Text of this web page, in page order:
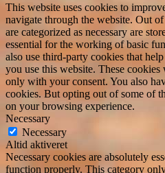
This website uses cookies to
navigate through the website. Out
are categorized as necessary are
essential for the working of basic
also use third-party cookies that
you use this website. These
only with your consent. You also
cookies. But opting out of some of
on your browsing experience.
Necessary
Necessary
Altid aktiveret
Necessary cookies are absolutely
function properly. This category